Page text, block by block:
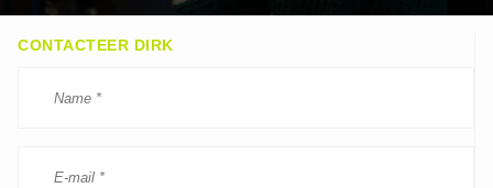
CONTACTEER DIRK